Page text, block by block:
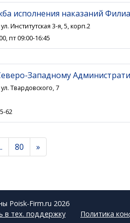
исполнения наказаний
Институтская 3-я, 5, корп.2
пт 09:00-16:45
Западному
Твардовского, 7
62
80 »
Poisk-Firm.ru 2026
в тех. поддержку Политика